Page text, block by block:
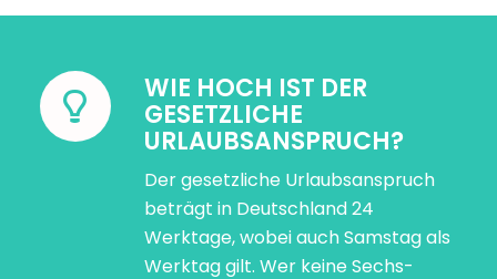
WIE HOCH IST DER
GESETZLICHE
URLAUBSANSPRUCH?
Der gesetzliche Urlaubsanspruch
beträgt in Deutschland 24
Werktage, wobei auch Samstag als
Werktag gilt. Wer keine Sechs-